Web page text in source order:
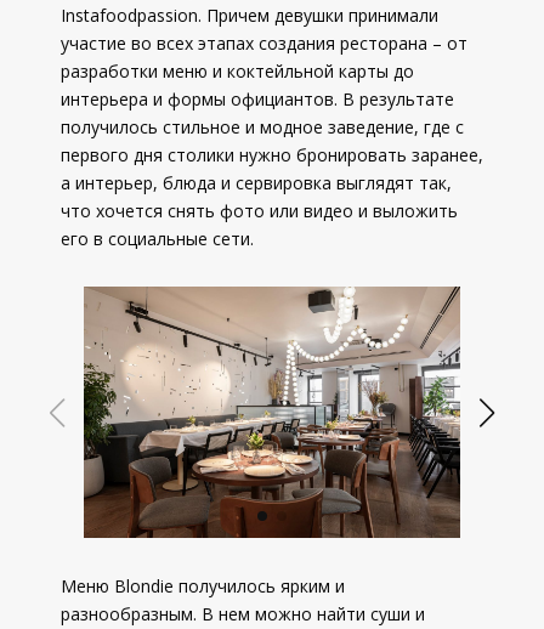
Instafoodpassion. Причем девушки принимали
участие во всех этапах создания ресторана – от
разработки меню и коктейльной карты до
интерьера и формы официантов. В результате
получилось стильное и модное заведение, где с
первого дня столики нужно бронировать заранее,
а интерьер, блюда и сервировка выглядят так,
что хочется снять фото или видео и выложить
его в социальные сети.
Меню Blondie получилось ярким и
разнообразным. В нем можно найти суши и